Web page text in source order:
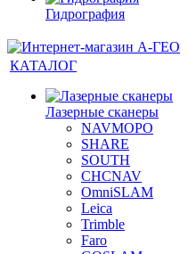
Гидрография
КАТАЛОГ
Лазерные сканеры
NAVMOPO
SHARE
SOUTH
CHCNAV
OmniSLAM
Leica
Trimble
Faro